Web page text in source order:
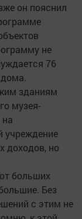
он пояснил
не
76
дома.
зданиям
музея-
учреждение
доходов, но
больших
Без
с этим не